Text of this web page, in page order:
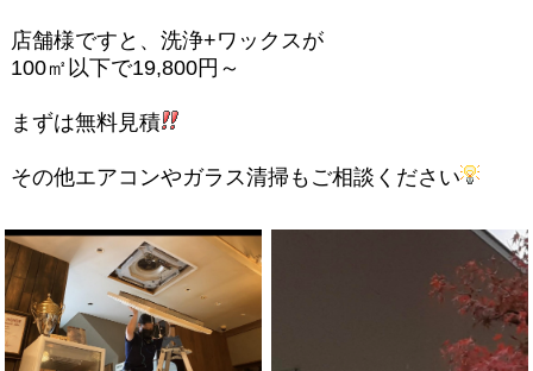
店舗様ですと、洗浄+ワックスが
100㎡以下で19,800円～
まずは無料見積
その他エアコンやガラス清掃もご相談ください